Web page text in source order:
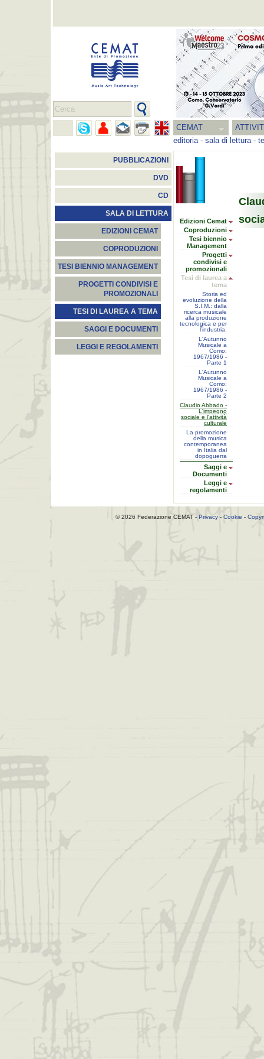
CEMAT
editoria- sala di lettura-
PUBBLICAZIONI
DVD
CD
SALA DI LETTURA
EDIZIONI CEMAT
COPRODUZIONI
TESI BIENNIO MANAGEMENT
PROGETTI CONDIVISI E
PROMOZIONALI
TESI DI LAUREA A TEMA
SAGGI E DOCUMENTI
LEGGI E REGOLAMENTI
Edizioni Cemat
Coproduzioni
Tesi biennio
Management
Progetti
condivisi e
promozionali
Tesi di laurea a
tema
Storia ed
evoluzione della
S.I.M.: dalla
ricerca musicale
alla produzione
tecnologica e per
l’industria.
L'Autunno
Musicale a
Como:
1967/1986 -
Parte 1
L'Autunno
Musicale a
Como:
1967/1986 -
Parte 2
Claudio Abbado -
L'impegno
sociale e l'attività
culturale
La promozione
della musica
contemporanea
in Italia dal
dopoguerra
Saggi e
Documenti
Leggi e
regolamenti
© 2026 Federazione CEMAT - Privacy- Cookie -